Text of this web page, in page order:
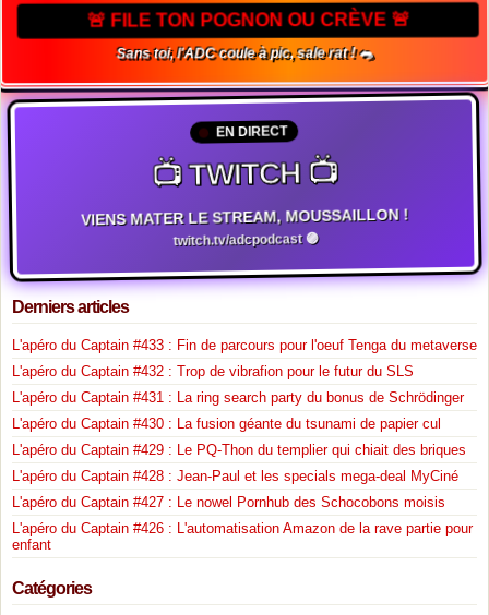
🚨 FILE TON POGNON OU CRÈVE 🚨
Sans toi, l'ADC coule à pic, sale rat ! 🐀
EN DIRECT
📺 TWITCH 📺
VIENS MATER LE STREAM, MOUSSAILLON !
twitch.tv/adcpodcast 🟣
Derniers articles
L'apéro du Captain #433 : Fin de parcours pour l'oeuf Tenga du metaverse
L'apéro du Captain #432 : Trop de vibrafion pour le futur du SLS
L'apéro du Captain #431 : La ring search party du bonus de Schrödinger
L'apéro du Captain #430 : La fusion géante du tsunami de papier cul
L'apéro du Captain #429 : Le PQ-Thon du templier qui chiait des briques
L'apéro du Captain #428 : Jean-Paul et les specials mega-deal MyCiné
L'apéro du Captain #427 : Le nowel Pornhub des Schocobons moisis
L'apéro du Captain #426 : L'automatisation Amazon de la rave partie pour
enfant
Catégories